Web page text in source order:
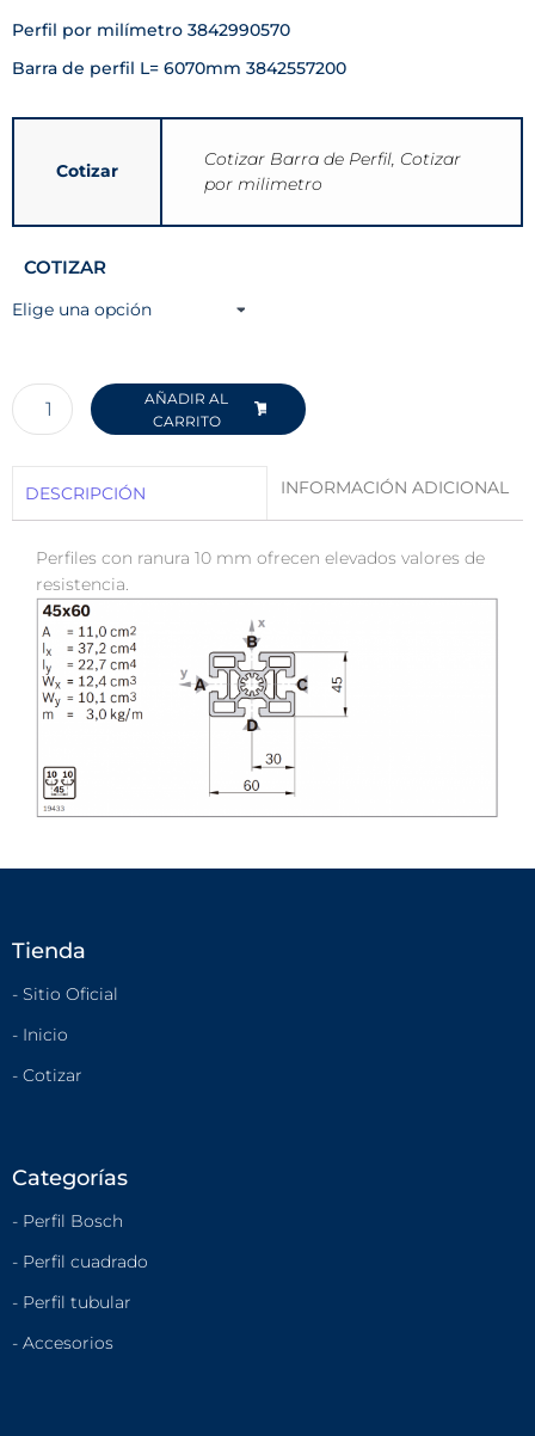
Perfil por milímetro 3842990570
Barra de perfil L= 6070mm 3842557200
Cotizar
Cotizar Barra de Perfil, Cotizar
por milimetro
COTIZAR
AÑADIR AL
CARRITO
DESCRIPCIÓN INFORMACIÓN ADICIONAL
Perfiles con ranura 10 mm ofrecen elevados valores de
resistencia.
Tienda
- Sitio Oficial
- Inicio
- Cotizar
Categorías
- Perfil Bosch
- Perfil cuadrado
- Perfil tubular
- Accesorios